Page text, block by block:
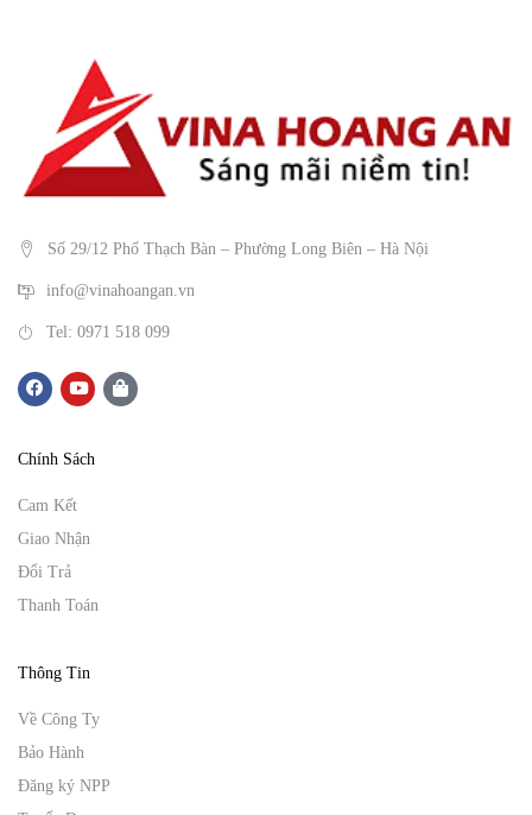
Số 29/12 Phố Thạch Bàn – Phường Long Biên – Hà Nội
info@vinahoangan.vn
Tel: 0971 518 099
Chính Sách
Cam Kết
Giao Nhận
Đổi Trả
Thanh Toán
Thông Tin
Về Công Ty
Bảo Hành
Đăng ký NPP